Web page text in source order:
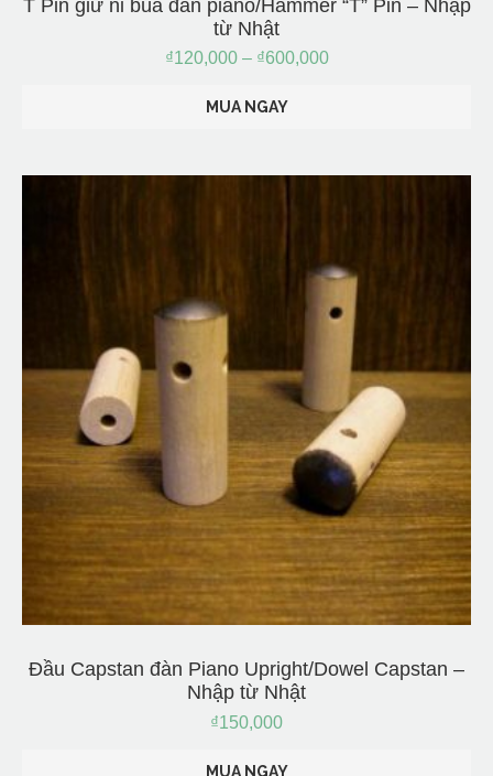
T Pin giữ nỉ búa đàn piano/Hammer “T” Pin – Nhập
từ Nhật
₫120,000– ₫600,000
MUA NGAY
Đầu Capstan đàn Piano Upright/Dowel Capstan –
Nhập từ Nhật
₫150,000
MUA NGAY